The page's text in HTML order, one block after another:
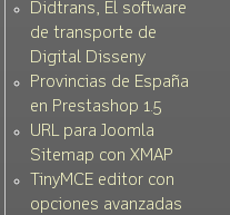
Didtrans, El software
de transporte de
Digital Disseny
Provincias de España
en Prestashop 1.5
URL para Joomla
Sitemap con XMAP
TinyMCE editor con
opciones avanzadas